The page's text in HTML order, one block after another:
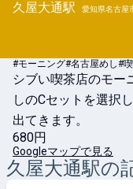
久屋大通駅 愛知県名古屋
#モーニング#名古屋めし#
シブい喫茶店のモー
しのCセットを選択
出てきます。
680円
Googleマップで見る
久屋大通駅の